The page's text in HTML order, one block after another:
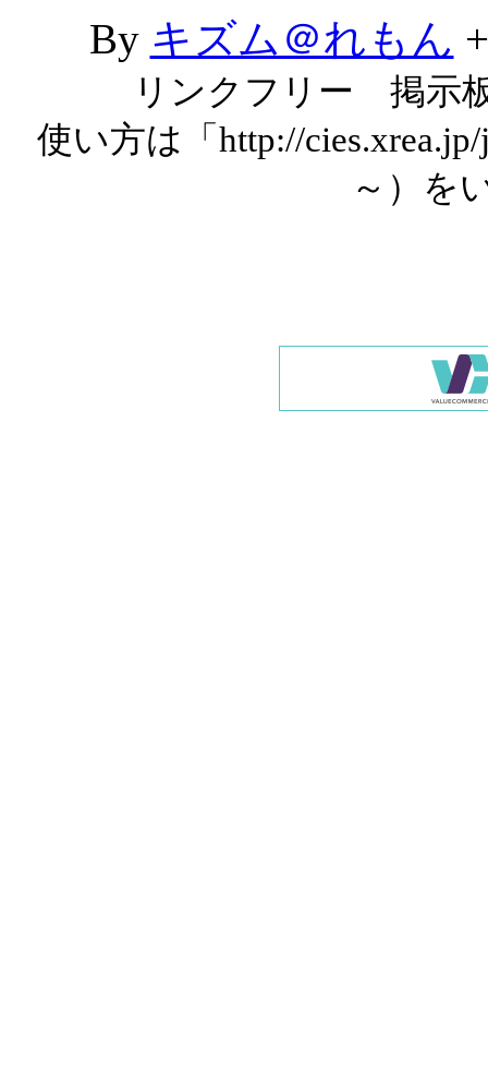
By キズム＠れもん
リンクフリー 掲示
使い方は「http://
～）を